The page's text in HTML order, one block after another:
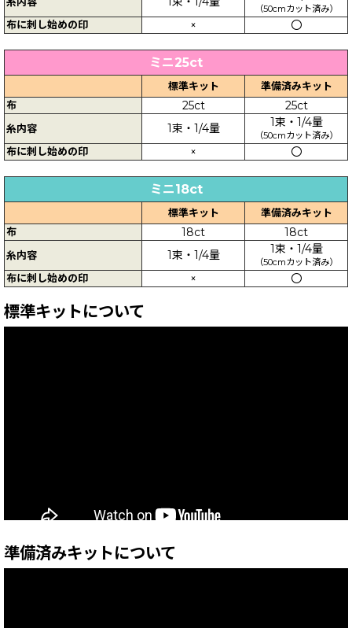
（50cmカット済み）
布に刺し始めの印 × 〇
ミニ25ct
標準キット
準備済みキット
布
25ct 25ct
糸内容 1束・1/4量 1束・1/4量
（50cmカット済み）
布に刺し始めの印 × 〇
ミニ18ct
標準キット
準備済みキット
布
18ct 18ct
糸内容 1束・1/4量 1束・1/4量
（50cmカット済み）
布に刺し始めの印 × 〇
標準キットについて
準備済みキットについて